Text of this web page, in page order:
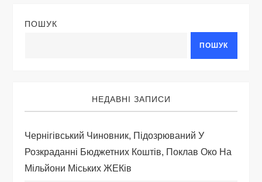
ц
з
а
п
ПОШУК
ПОШУК
НЕДАВНІ ЗАПИСИ
Чернігівський Чиновник, Підозрюваний У
Розкраданні Бюджетних Коштів, Поклав Око На
Мільйони Міських ЖЕКів